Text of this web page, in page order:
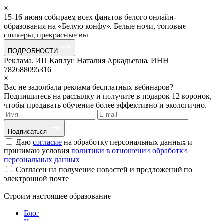
×
15-16 июня собираем всех фанатов белого онлайн-
образования на «Белую конфу». Белые ночи, топовые
спикеры, прекрасные вы.
ПОДРОБНОСТИ
Реклама. ИП Каплун Наталия Аркадьевна. ИНН
782688095316
×
Вас не задолбала реклама бесплатных вебинаров?
Подпишитесь на рассылку и получите в подарок 12 воронок,
чтобы продавать обучение более эффективно и экологично.
Подписаться
Даю согласие на обработку персональных данных и
принимаю условия политики в отношении обработки
персональных данных
Согласен на получение новостей и предложений по
электронной почте
Строим настоящее образование
Блог